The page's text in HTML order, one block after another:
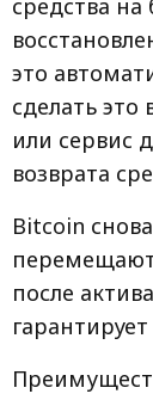
средства
это
сделать это
или сервис
возврата
Bitcoin
после